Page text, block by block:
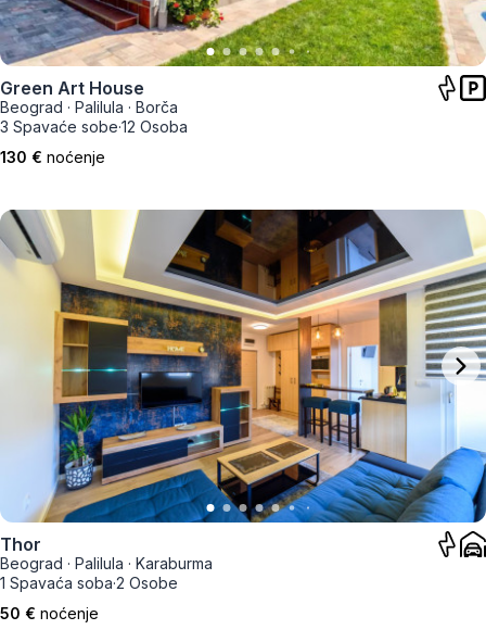
Green Art House
Beograd · Palilula · Borča
3 Spavaće sobe·12 Osoba
130 € noćenje
Thor
Beograd · Palilula · Karaburma
1 Spavaća soba·2 Osobe
50 € noćenje